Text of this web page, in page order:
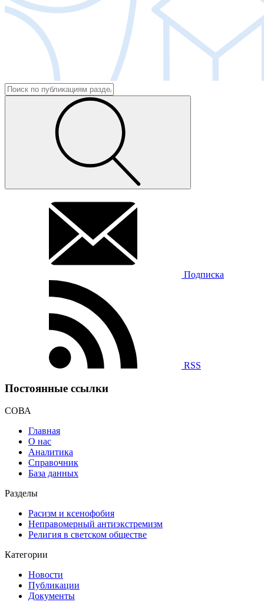
Подписка
RSS
Постоянные ссылки
СОВА
Главная
О нас
Аналитика
Справочник
База данных
Разделы
Расизм и ксенофобия
Неправомерный антиэкстремизм
Религия в светском обществе
Категории
Новости
Публикации
Документы